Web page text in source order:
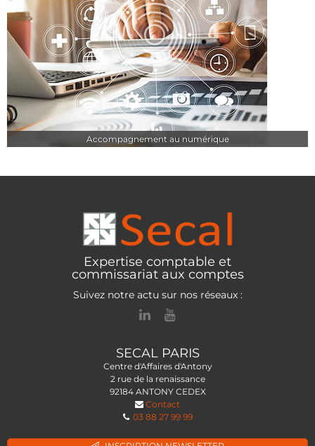
Accompagnement au numérique
Expertise comptable et
commissariat aux comptes
Suivez notre actu sur nos réseaux :
SECAL LYON
12 avenue des saules
69922 OULLINS CEDEX
Contact
03 88 27 99 99